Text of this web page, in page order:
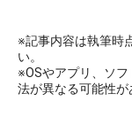
※記事内容は執筆時
い。
※OSやアプリ、ソ
法が異なる可能性が